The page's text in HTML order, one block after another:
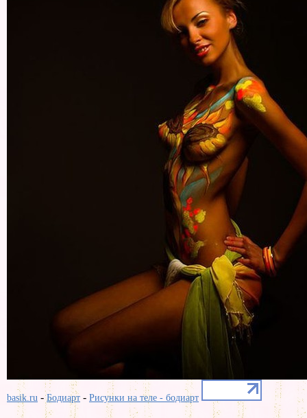
basik.ru -Бодиарт - Рисунки на теле - бодиарт